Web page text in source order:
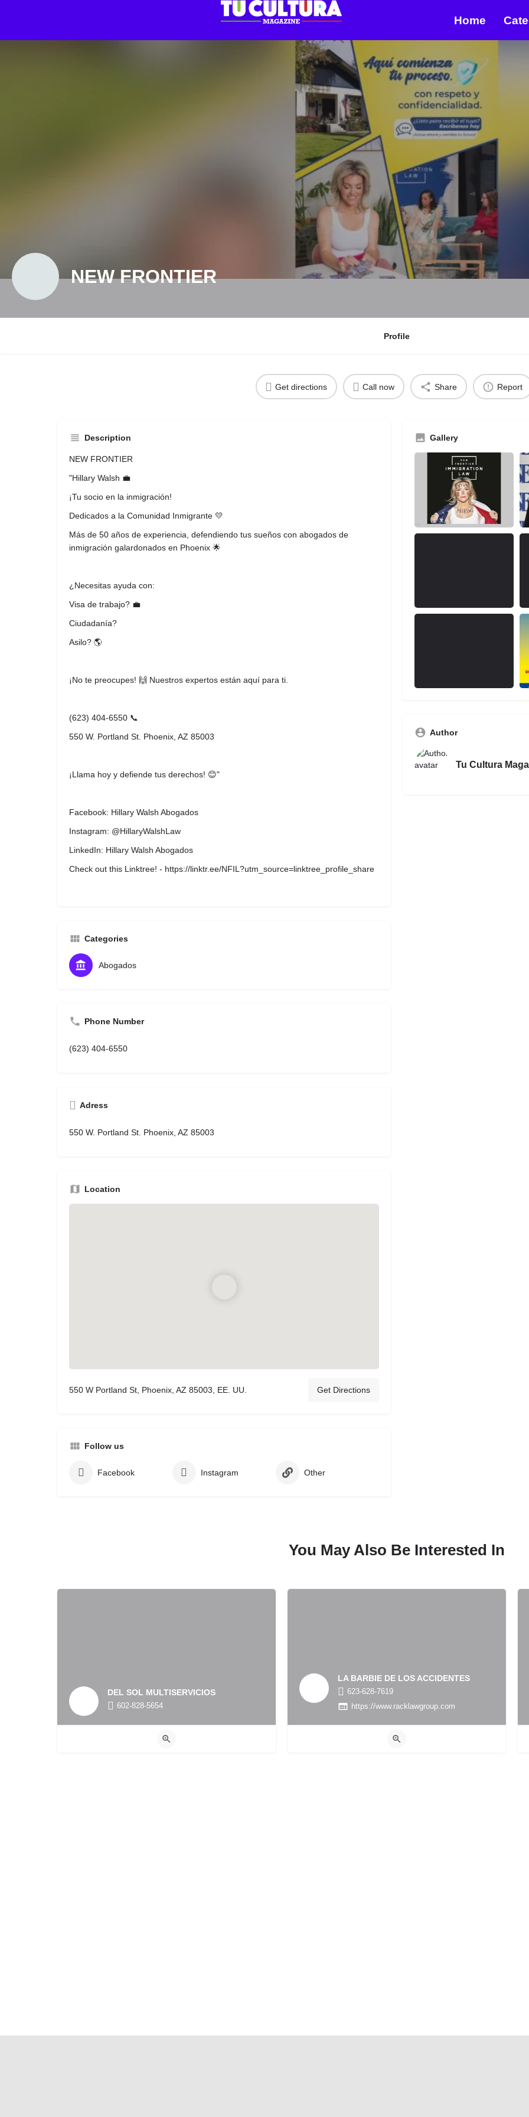
Home
NEW FRONTIER
Profile
Get directions Call now Share Report
Description
NEW FRONTIER
"Hillary Walsh 💼
¡Tu socio en la inmigración!
Dedicados a la Comunidad Inmigrante 💛
Más de 50 años de experiencia, defendiendo tus sueños con abogados de
inmigración galardonados en Phoenix 🌟
¿Necesitas ayuda con:
Visa de trabajo? 💼
Ciudadanía?
Asilo? 🌎
¡No te preocupes! 🙌 Nuestros expertos están aquí para ti.
(623) 404-6550 📞
550 W. Portland St. Phoenix, AZ 85003
¡Llama hoy y defiende tus derechos! 😊"
Facebook: Hillary Walsh Abogados
Instagram: @HillaryWalshLaw
LinkedIn: Hillary Walsh Abogados
Check out this Linktree! - https://linktr.ee/NFIL?utm_source=linktree_profile_share
Categories
Abogados
Phone Number
(623) 404-6550
Adress
550 W. Portland St. Phoenix, AZ 85003
Location
550 W Portland St, Phoenix, AZ 85003, EE. UU. Get Directions
Follow us
Facebook Instagram Other
Gallery
Author
Tu Cultura
You May Also Be Interested In
DEL SOL MULTISERVICIOS
602-828-5654
LA BARBIE DE LOS ACCIDENTES
623-628-7619
https://www.racklawgroup.com